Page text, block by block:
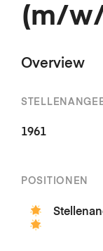
(m/
Overview
1961
POSITIONEN